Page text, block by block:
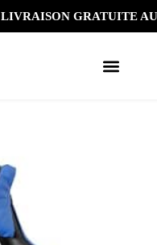
LIVRAISON GRATUITE